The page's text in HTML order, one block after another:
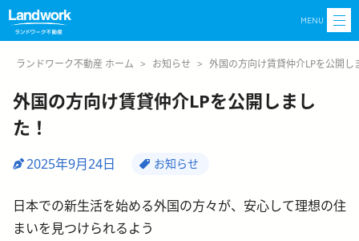
MENU
ランドワーク不動産 ホーム > お知らせ > 外国の方向け賃貸仲介LPを公開し
外国の方向け賃貸仲介LPを公開しまし
た！
2025年9月24日 お知らせ
日本での新生活を始める外国の方々が、安心して理想の住
まいを見つけられるよう